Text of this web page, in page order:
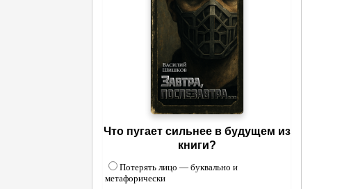
Что пугает сильнее в будущем из
книги?
Потерять лицо — буквально и
метафорически